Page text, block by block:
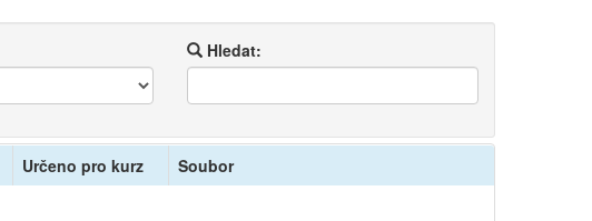
Hledat:
Určeno pro kurz Soubor